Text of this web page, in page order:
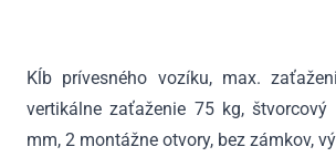
Kĺb prívesného vozíku, max.
vertikálne zaťaženie 75 kg,
mm, 2 montážne otvory, bez zámkov,